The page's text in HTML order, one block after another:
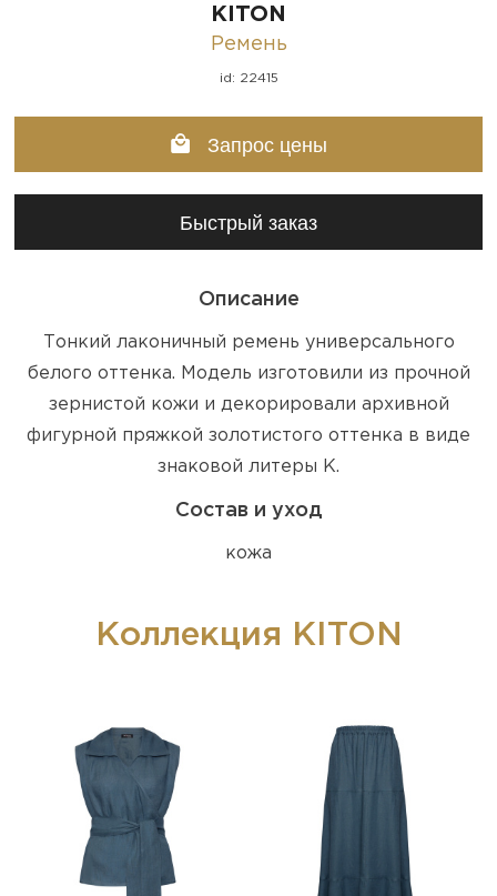
KITON
Ремень
id: 22415
Запрос цены
Быстрый заказ
Описание
Тонкий лаконичный ремень универсального
белого оттенка. Модель изготовили из прочной
зернистой кожи и декорировали архивной
фигурной пряжкой золотистого оттенка в виде
знаковой литеры К.
Состав и уход
кожа
Коллекция KITON